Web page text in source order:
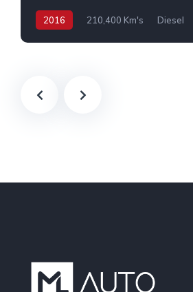
2016 210,400 Km's Diesel